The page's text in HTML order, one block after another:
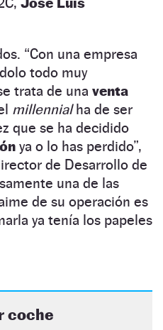
“Con una empresa
todo muy
trata de una venta
millennialha de ser
que se ha decidido
ya o lo has perdido”,
de Desarrollo de
una de las
de su operación es
ya tenía los papeles
coche